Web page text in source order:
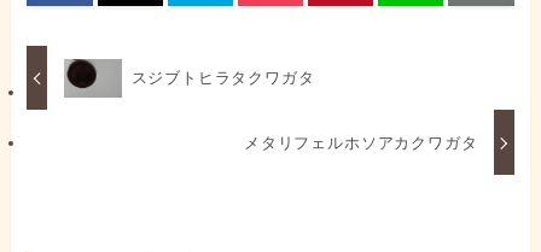
スジブトヒラタクワガタ
メタリフェルホソアカクワガタ